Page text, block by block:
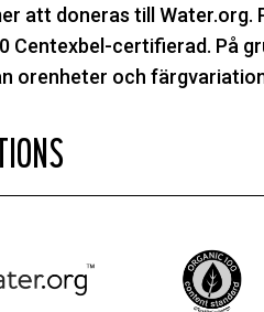
att doneras till Water.org.
Centexbel-certifierad. På
orenheter och